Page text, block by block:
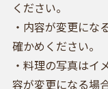
ください。
・内容が変更にな
確かめください。
・料理の写真はイ
容が変更になる場